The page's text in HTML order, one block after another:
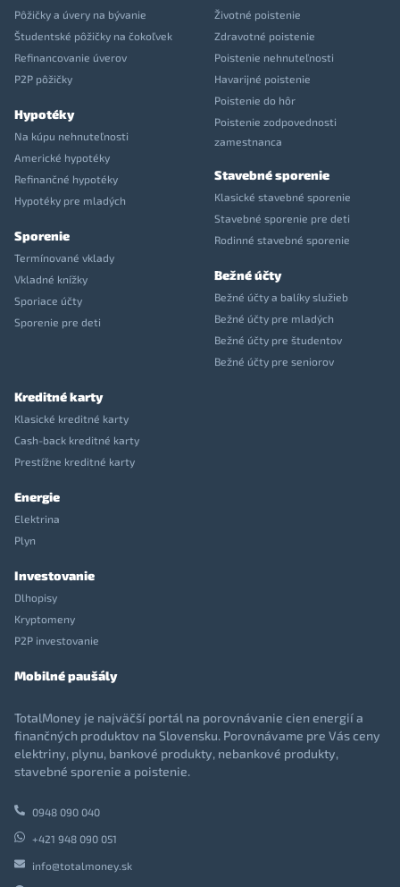
Pôžičky a úvery na bývanie
Študentské pôžičky na čokoľvek
Refinancovanie úverov
P2P pôžičky
Hypotéky
Na kúpu nehnuteľnosti
Americké hypotéky
Refinančné hypotéky
Hypotéky pre mladých
Sporenie
Termínované vklady
Vkladné knížky
Sporiace účty
Sporenie pre deti
Životné poistenie
Zdravotné poistenie
Poistenie nehnuteľnosti
Havarijné poistenie
Poistenie do hôr
Poistenie zodpovednosti
zamestnanca
Stavebné sporenie
Klasické stavebné sporenie
Stavebné sporenie pre deti
Rodinné stavebné sporenie
Bežné účty
Bežné účty a balíky služieb
Bežné účty pre mladých
Bežné účty pre študentov
Bežné účty pre seniorov
Kreditné karty
Klasické kreditné karty
Cash-back kreditné karty
Prestížne kreditné karty
Energie
Elektrina
Plyn
Investovanie
Dlhopisy
Kryptomeny
P2P investovanie
Mobilné paušály
TotalMoney je najväčší portál na porovnávanie cien energií a
finančných produktov na Slovensku. Porovnávame pre Vás ceny
elektriny, plynu, bankové produkty, nebankové produkty,
stavebné sporenie a poistenie.
0948 090 040
+421 948 090 051
info@totalmoney.sk